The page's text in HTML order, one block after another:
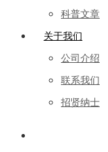
科普文章
关于我们
公司介绍
联系我们
招贤纳士